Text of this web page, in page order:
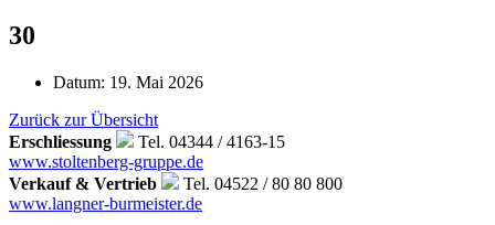
30
Datum: 19. Mai 2026
Zurück zur Übersicht
Erschliessung
Tel. 04344 / 4163-15
www.stoltenberg-gruppe.de
Verkauf & Vertrieb
Tel. 04522 / 80 80 800
www.langner-burmeister.de